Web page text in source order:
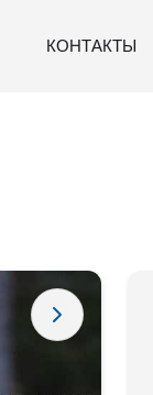
КОНТАКТЫ